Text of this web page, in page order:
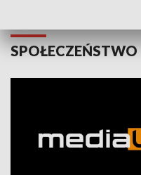
SPOŁECZEŃSTWO